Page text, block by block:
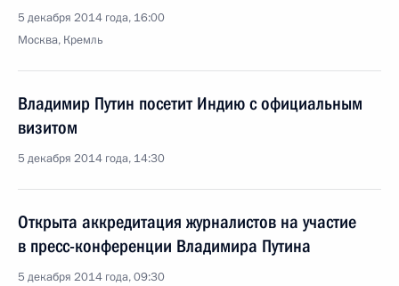
5 декабря 2014 года, 16:00
Москва, Кремль
Владимир Путин посетит Индию с официальным
визитом
5 декабря 2014 года, 14:30
Открыта аккредитация журналистов на участие
в пресс-конференции Владимира Путина
5 декабря 2014 года, 09:30